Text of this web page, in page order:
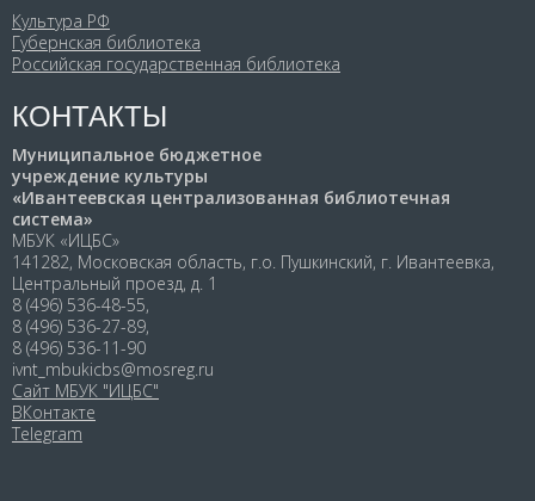
Культура РФ
Губернская библиотека
Российская государственная библиотека
КОНТАКТЫ
Муниципальное бюджетное
учреждение культуры
«Ивантеевская централизованная библиотечная
система»
МБУК «ИЦБС»
141282, Московская область, г.о. Пушкинский, г. Ивантеевка,
Центральный проезд, д. 1
8 (496) 536-48-55,
8 (496) 536-27-89,
8 (496) 536-11-90
ivnt_mbukicbs@mosreg.ru
Сайт МБУК "ИЦБС"
ВКонтакте
Telegram